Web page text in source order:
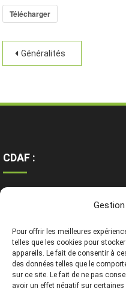
Pour offrir les meilleures
telles que les cookies pour
appareils. Le fait de consentir à
des données telles que le
sur ce site. Le fait de ne pas
avoir un effet négatif sur
Télécharger
Généralités
CDAF :
Mentions légales